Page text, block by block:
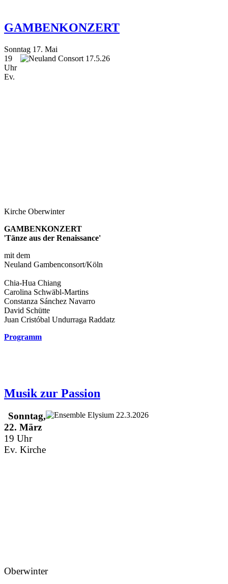
GAMBENKONZERT
Sonntag 17. Mai
19
Uhr
Ev.
Kirche Oberwinter
GAMBENKONZERT
'Tänze aus der Renaissance'
mit dem
Neuland Gambenconsort/Köln
Chia-Hua Chiang
Carolina Schwäbl-Martins
Constanza Sánchez Navarro
David Schütte
Juan Cristóbal Undurraga Raddatz
Programm
Musik zur Passion
Sonntag,
22. März
19 Uhr
Ev. Kirche
Oberwinter